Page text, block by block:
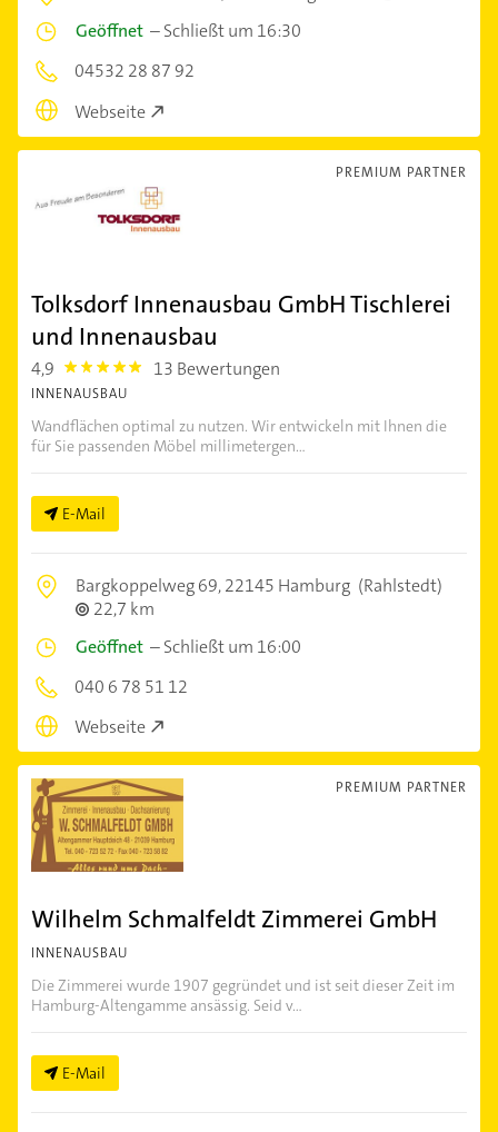
Geöffnet –Schließt um 16:30
04532 28 87 92
Webseite
PREMIUM PARTNER
Tolksdorf Innenausbau GmbH Tischlerei
und Innenausbau
4,9 4.9 13 Bewertungen
INNENAUSBAU
Wandflächen optimal zu nutzen. Wir entwickeln mit Ihnen die
für Sie passenden Möbel millimetergen...
E-Mail
Bargkoppelweg 69,22145 Hamburg (Rahlstedt)
22,7 km
Geöffnet –Schließt um 16:00
040 6 78 51 12
Webseite
PREMIUM PARTNER
Wilhelm Schmalfeldt Zimmerei GmbH
INNENAUSBAU
Die Zimmerei wurde 1907 gegründet und ist seit dieser Zeit im
Hamburg-Altengamme ansässig. Seid v...
E-Mail